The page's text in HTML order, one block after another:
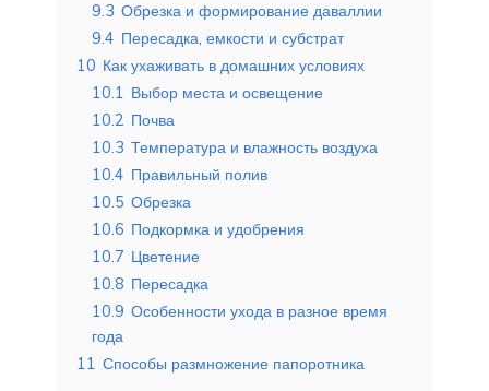
9.3 Обрезка и формирование даваллии
9.4 Пересадка, емкости и субстрат
10 Как ухаживать в домашних условиях
10.1 Выбор места и освещение
10.2 Почва
10.3 Температура и влажность воздуха
10.4 Правильный полив
10.5 Обрезка
10.6 Подкормка и удобрения
10.7 Цветение
10.8 Пересадка
10.9 Особенности ухода в разное время
года
11 Способы размножение папоротника